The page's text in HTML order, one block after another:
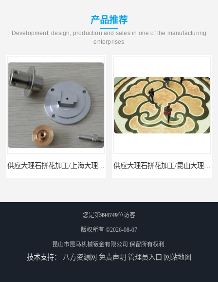
产品推荐
Development, design, production and sales in one of the manufacturing
enterprises
您是第994749位访客
版权所有 ©2026-08-07
昆山市昆马机械钣金有限公司 保留所有权利.
技术支持： 八方资源网 免责声明 管理员入口 网站地图